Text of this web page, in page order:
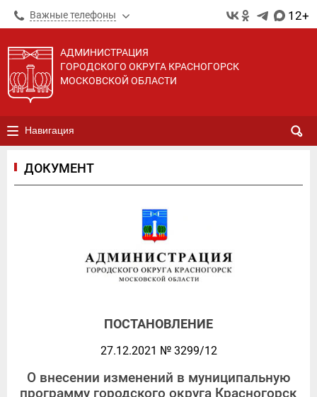
Важные телефоны 12+
АДМИНИСТРАЦИЯ
ГОРОДСКОГО ОКРУГА КРАСНОГОРСК
МОСКОВСКОЙ ОБЛАСТИ
Навигация
ДОКУМЕНТ
ПОСТАНОВЛЕНИЕ
27.12.2021 № 3299/12
О внесении изменений в муниципальную
программу городского округа Красногорск